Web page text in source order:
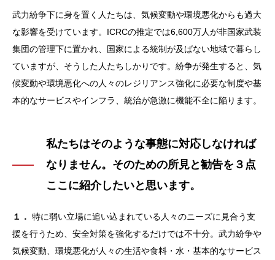
武力紛争下に身を置く人たちは、気候変動や環境悪化からも過大
な影響を受けています。ICRCの推定では6,600万人が非国家武装
集団の管理下に置かれ、国家による統制が及ばない地域で暮らし
ていますが、そうした人たちしかりです。紛争が発生すると、気
候変動や環境悪化への人々のレジリアンス強化に必要な制度や基
本的なサービスやインフラ、統治が急激に機能不全に陥ります。
私たちはそのような事態に対応しなければ
なりません。そのための所見と勧告を３点
ここに紹介したいと思います。
１． 特に弱い立場に追い込まれている人々のニーズに見合う支
援を行うため、安全対策を強化するだけでは不十分。武力紛争や
気候変動、環境悪化が人々の生活や食料・水・基本的なサービス